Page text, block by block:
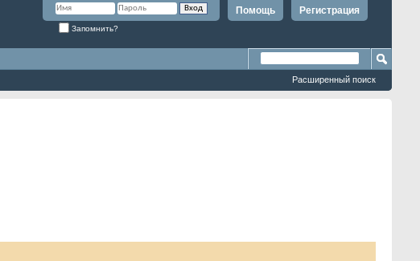
Регистрация
Помощь
Запомнить?
Расширенный поиск